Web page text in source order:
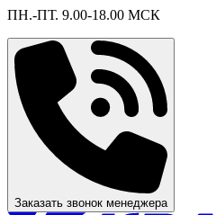
ПН.-ПТ. 9.00-18.00 МСК
Заказать звонок менеджера